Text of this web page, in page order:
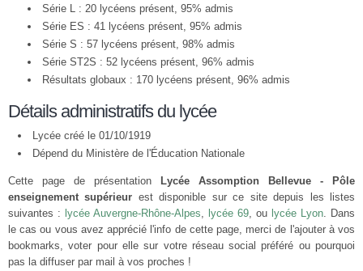
Série L : 20 lycéens présent, 95% admis
Série ES : 41 lycéens présent, 95% admis
Série S : 57 lycéens présent, 98% admis
Série ST2S : 52 lycéens présent, 96% admis
Résultats globaux : 170 lycéens présent, 96% admis
Détails administratifs du lycée
Lycée créé le 01/10/1919
Dépend du Ministère de l'Éducation Nationale
Cette page de présentation
Lycée Assomption Bellevue - Pôle
enseignement supérieur est disponible sur ce site depuis les listes
suivantes : lycée Auvergne-Rhône-Alpes, lycée 69, ou lycée Lyon. Dans
le cas ou vous avez apprécié l'info de cette page, merci de l'ajouter à vos
bookmarks, voter pour elle sur votre réseau social préféré ou pourquoi
pas la diffuser par mail à vos proches !